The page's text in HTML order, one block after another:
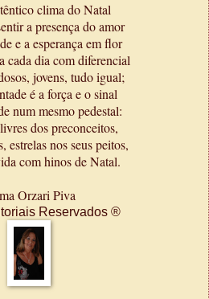
clima do Natal
a presença do amor
e a esperança em flor
cada dia com diferencial
jovens, tudo igual;
é a força e o sinal
num mesmo pedestal:
dos preconceitos,
estrelas nos seus peitos,
com hinos de Natal.
Orzari Piva
Reservados ®